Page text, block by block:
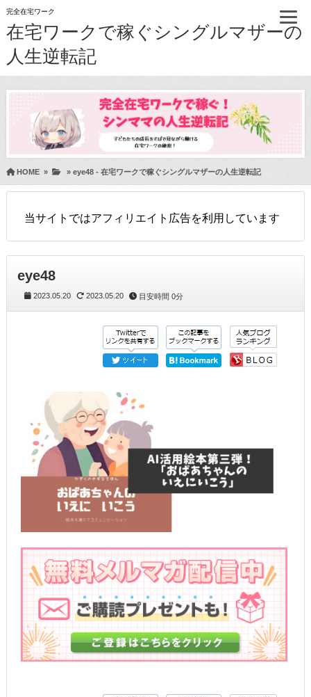
完全在宅ワーク
在宅ワークで稼ぐシングルマザーの
人生逆転記
HOME» » eye48 - 在宅ワークで稼ぐシングルマザーの人生逆転記
当サイトではアフィリエイト広告を利用しています
eye48
2023.05.20 2023.05.20 目安時間 0分